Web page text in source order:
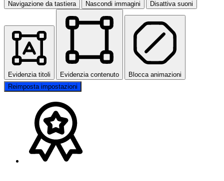
Navigazione da tastiera Nascondi immagini Disattiva suoni
Evidenzia titoli Evidenzia contenuto
Blocca animazioni
Reimposta impostazioni